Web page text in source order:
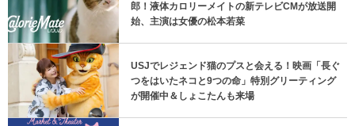
郎！液体カロリーメイトの新テレビCMが放送開
始、主演は女優の松本若菜
USJでレジェンド猫のプスと会える！映画「長ぐ
つをはいたネコと9つの命」特別グリーティング
が開催中＆しょこたんも来場